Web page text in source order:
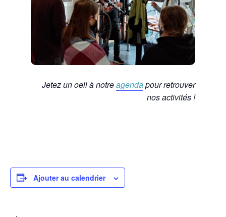
Jetez un oeil à notreagendapour retrouver
nos activités !
Ajouter au calendrier